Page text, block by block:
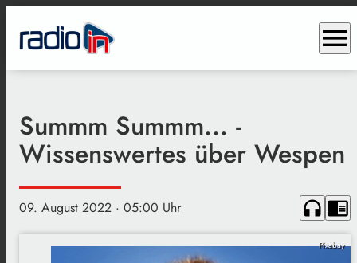
menu
Summm Summm... -
Wissenswertes über Wespen
09. August 2022 · 05:00 Uhr headphones chrome_reader_mode
Pixabay